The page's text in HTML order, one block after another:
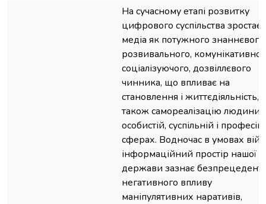
На сучасному етапі розвитку
цифрового суспільства зростає
медіа як потужного знаннєвого,
розвивального,
соціалізуючого, дозвіллєвого
чинника, що впливає на
становлення і життєдіяльність, а
також самореалізацію людини
особистій, суспільній і
сферах. Водночас в умовах
інформаційний простір нашої
держави зазнає
негативного впливу
маніпулятивних наративів,